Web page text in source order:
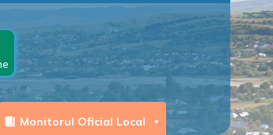
Monitorul Oficial Local